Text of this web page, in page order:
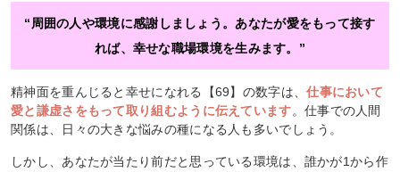
“周囲の人や環境に感謝しましょう。あなたが愛をもって接す
れば、幸せな職場環境を生みます。”
精神面を重んじると幸せになれる【69】の数字は、仕事において
愛と謙虚さをもって取り組むように伝えています。仕事での人間
関係は、日々の大きな悩みの種になる人も多いでしょう。
しかし、あなたが当たり前だと思っている環境は、誰かが1から作